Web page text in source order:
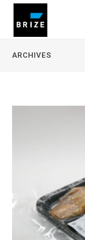
ARCHIVES